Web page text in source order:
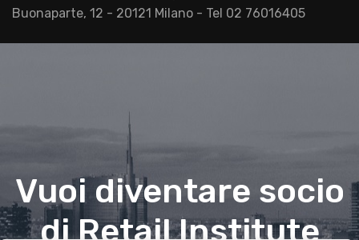
Buonaparte, 12 - 20121 Milano - Tel 02 76016405
Vuoi diventare socio
di Retail Institute